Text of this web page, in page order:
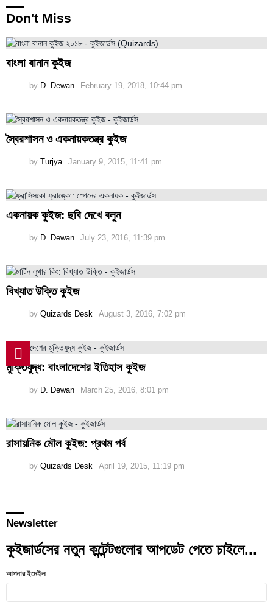
Don't Miss
বাংলা বানান কুইজ
by D. Dewan February 19, 2018, 10:44 pm
স্বৈরশাসন ও একনায়কতন্ত্র কুইজ
by Turjya January 9, 2015, 11:41 pm
একনায়ক কুইজ: ছবি দেখে বলুন
by D. Dewan July 23, 2016, 11:39 pm
বিখ্যাত উক্তি কুইজ
by Quizards Desk August 3, 2016, 7:02 pm
মুক্তিযুদ্ধ: বাংলাদেশের ইতিহাস কুইজ
by D. Dewan March 25, 2016, 8:01 pm
রাসায়নিক মৌল কুইজ: প্রথম পর্ব
by Quizards Desk April 19, 2015, 11:19 pm
Newsletter
কুইজার্ডসের নতুন কন্টেন্টগুলোর আপডেট পেতে চাইলে...
আপনার ইমেইল